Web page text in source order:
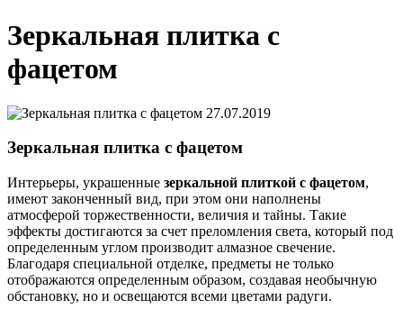
Зеркальная плитка с
фацетом
27.07.2019
Зеркальная плитка с фацетом
Интерьеры, украшенные зеркальной плиткой с фацетом,
имеют законченный вид, при этом они наполнены
атмосферой торжественности, величия и тайны. Такие
эффекты достигаются за счет преломления света, который под
определенным углом производит алмазное свечение.
Благодаря специальной отделке, предметы не только
отображаются определенным образом, создавая необычную
обстановку, но и освещаются всеми цветами радуги.